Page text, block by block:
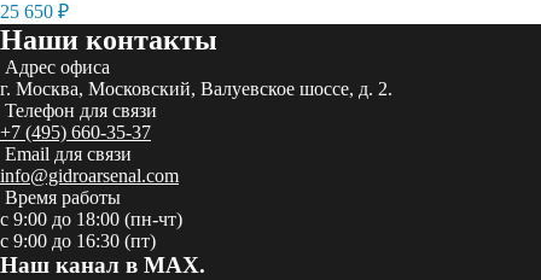
25 650 ₽
Наши контакты
Адрес офиса
г. Москва, Московский, Валуевское шоссе, д. 2.
Телефон для связи
+7 (495) 660-35-37
Email для связи
info@gidroarsenal.com
Время работы
с 9:00 до 18:00 (пн-чт)
с 9:00 до 16:30 (пт)
Наш канал в MAX.